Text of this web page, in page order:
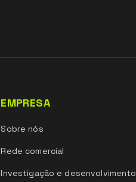
EMPRESA
Sobre nós
Rede comercial
Investigação e desenvolvimento